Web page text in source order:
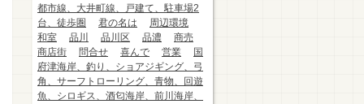
都市線、大井町線、戸建て、駐車場2
台、徒歩圏
君の名は
周辺環境
和室
品川 品川区 品濃
商売
商店街
問合せ 喜んで 営業
国
府津海岸、釣り、ショアジギング、弓
角、サーフトローリング、青物、回遊
魚、シロギス、酒匂海岸、前川海岸、